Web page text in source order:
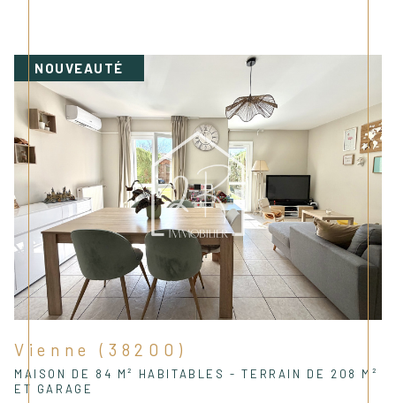
NOUVEAUTÉ
Vienne (38200)
MAISON DE 84 M² HABITABLES - TERRAIN DE 208 M²
ET GARAGE